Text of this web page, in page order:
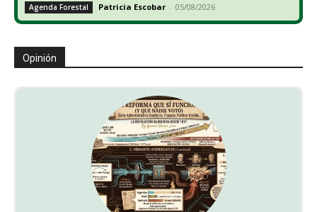
Agenda Forestal Patricia Escobar - 05/08/2026
Opinión